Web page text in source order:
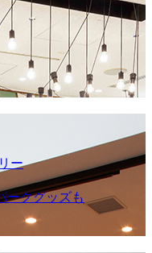
ー
ークグッズも